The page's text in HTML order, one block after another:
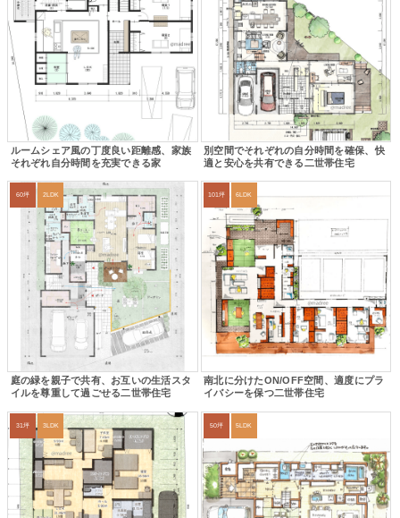
ルームシェア風の丁度良い距離感、家族
それぞれ自分時間を充実できる家
別空間でそれぞれの自分時間を確保、快
適と安心を共有できる二世帯住宅
60坪 2LDK
庭の緑を親子で共有、お互いの生活スタ
イルを尊重して過ごせる二世帯住宅
101坪 6LDK
南北に分けたON/OFF空間、適度にプラ
イバシーを保つ二世帯住宅
31坪 3LDK 50坪 5LDK